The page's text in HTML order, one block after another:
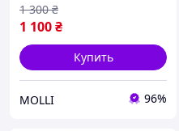
1 100₴
1 300 ₴
Купить
MOLLI 96%